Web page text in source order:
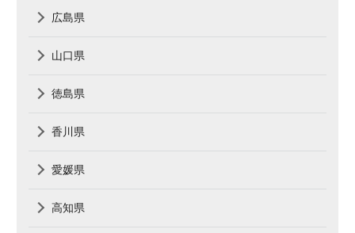
広島県
山口県
徳島県
香川県
愛媛県
高知県